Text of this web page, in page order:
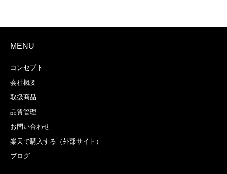
MENU
コンセプト
会社概要
取扱商品
品質管理
お問い合わせ
楽天で購入する（外部サイト）
ブログ